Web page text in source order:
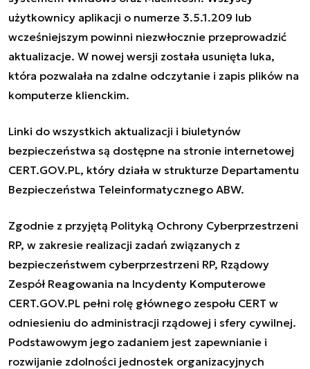
użytkownicy aplikacji o numerze 3.5.1.209 lub
wcześniejszym powinni niezwłocznie przeprowadzić
aktualizacje. W nowej wersji została usunięta luka,
która pozwalała na zdalne odczytanie i zapis plików na
komputerze klienckim.
Linki do wszystkich aktualizacji i biuletynów
bezpieczeństwa są dostępne na stronie internetowej
CERT.GOV.PL, który działa w strukturze Departamentu
Bezpieczeństwa Teleinformatycznego ABW.
Zgodnie z przyjętą Polityką Ochrony Cyberprzestrzeni
RP, w zakresie realizacji zadań związanych z
bezpieczeństwem cyberprzestrzeni RP, Rządowy
Zespół Reagowania na Incydenty Komputerowe
CERT.GOV.PL pełni rolę głównego zespołu CERT w
odniesieniu do administracji rządowej i sfery cywilnej.
Podstawowym jego zadaniem jest zapewnianie i
rozwijanie zdolności jednostek organizacyjnych